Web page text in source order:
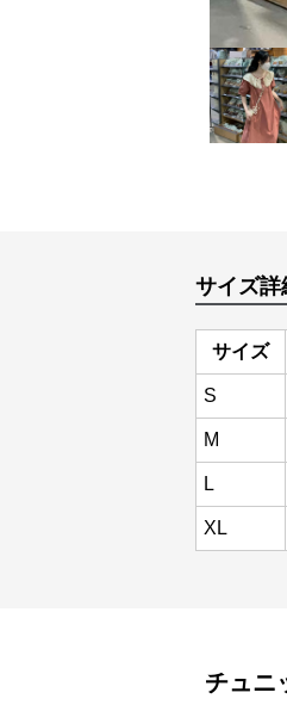
サイズ詳
サイズ
S
M
L
XL
チュニ